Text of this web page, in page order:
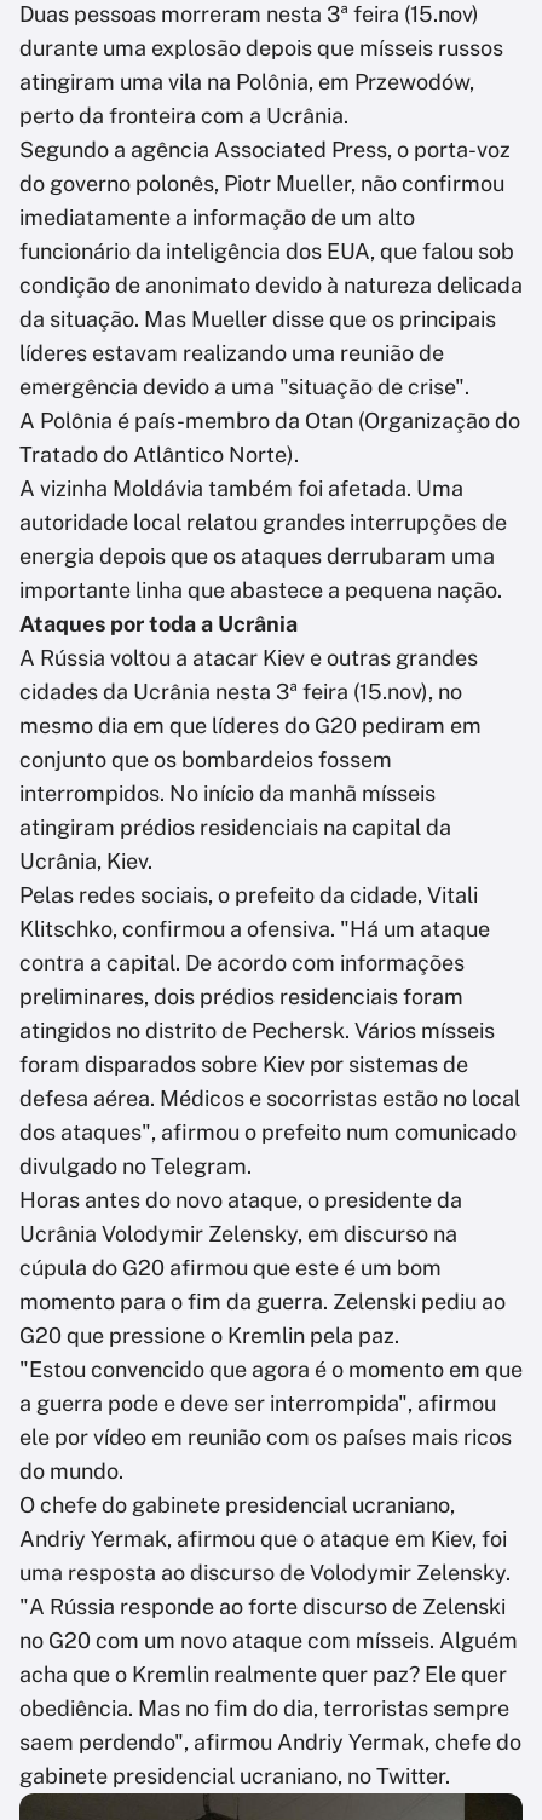
Duas pessoas morreram nesta 3ª feira (15.nov)
durante uma explosão depois que mísseis russos
atingiram uma vila na Polônia, em Przewodów,
perto da fronteira com a Ucrânia.
Segundo a agência Associated Press, o porta-voz
do governo polonês, Piotr Mueller, não confirmou
imediatamente a informação de um alto
funcionário da inteligência dos EUA, que falou sob
condição de anonimato devido à natureza delicada
da situação. Mas Mueller disse que os principais
líderes estavam realizando uma reunião de
emergência devido a uma "situação de crise".
A Polônia é país-membro da Otan (Organização do
Tratado do Atlântico Norte).
A vizinha Moldávia também foi afetada. Uma
autoridade local relatou grandes interrupções de
energia depois que os ataques derrubaram uma
importante linha que abastece a pequena nação.
Ataques por toda a Ucrânia
A Rússia voltou a atacar Kiev e outras grandes
cidades da Ucrânia nesta 3ª feira (15.nov), no
mesmo dia em que líderes do G20 pediram em
conjunto que os bombardeios fossem
interrompidos. No início da manhã mísseis
atingiram prédios residenciais na capital da
Ucrânia, Kiev.
Pelas redes sociais, o prefeito da cidade, Vitali
Klitschko, confirmou a ofensiva. "Há um ataque
contra a capital. De acordo com informações
preliminares, dois prédios residenciais foram
atingidos no distrito de Pechersk. Vários mísseis
foram disparados sobre Kiev por sistemas de
defesa aérea. Médicos e socorristas estão no local
dos ataques", afirmou o prefeito num comunicado
divulgado no Telegram.
Horas antes do novo ataque, o presidente da
Ucrânia Volodymir Zelensky, em discurso na
cúpula do G20 afirmou que este é um bom
momento para o fim da guerra. Zelenski pediu ao
G20 que pressione o Kremlin pela paz.
"Estou convencido que agora é o momento em que
a guerra pode e deve ser interrompida", afirmou
ele por vídeo em reunião com os países mais ricos
do mundo.
O chefe do gabinete presidencial ucraniano,
Andriy Yermak, afirmou que o ataque em Kiev, foi
uma resposta ao discurso de Volodymir Zelensky.
"A Rússia responde ao forte discurso de Zelenski
no G20 com um novo ataque com mísseis. Alguém
acha que o Kremlin realmente quer paz? Ele quer
obediência. Mas no fim do dia, terroristas sempre
saem perdendo", afirmou Andriy Yermak, chefe do
gabinete presidencial ucraniano, no Twitter.